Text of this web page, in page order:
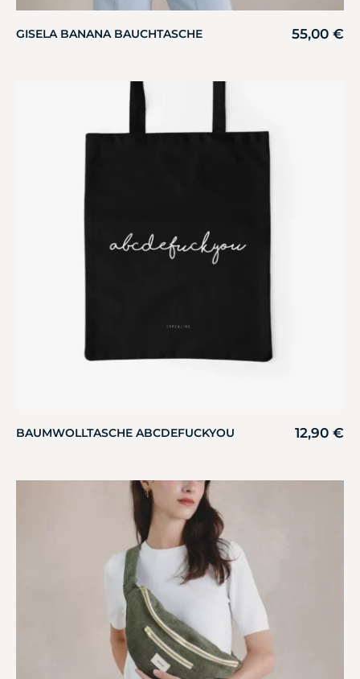
GISELA BANANA BAUCHTASCHE 55,00 €
BAUMWOLLTASCHE ABCDEFUCKYOU 12,90 €